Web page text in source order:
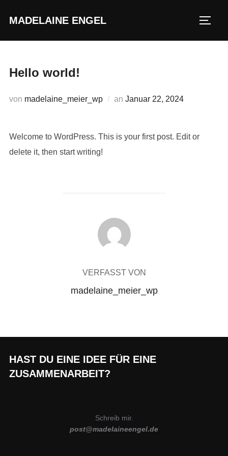
InhaltMADELAINE ENGEL
Hello world!
von madelaine_meier_wp an Veröffentlicht
Januar 22, 2024
Welcome to WordPress. This is your first post. Edit or
delete it, then start writing!
BEITRAGSAUTOR
VERFASST VON
madelaine_meier_wp
HAST DU EINE IDEE FÜR EINE
ZUSAMMENARBEIT?
Schreib mir.
post@madelaineengel.de